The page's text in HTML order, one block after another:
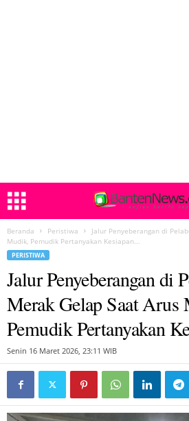
Beranda Peristiwa
Jalur Penyeberangan di
Mudik, Pemudik Pertanyakan Kesiapan...
PERISTIWA
Jalur Penyeberangan di
Merak Gelap Saat Arus
Pemudik Pertanyakan
Senin 16 Maret 2026, 23:11 WIB